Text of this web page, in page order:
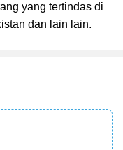
yang tertindas di
dan lain lain.